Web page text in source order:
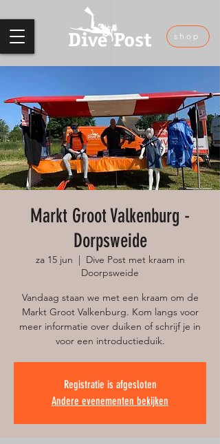
shop
Markt Groot Valkenburg -
Dorpsweide
za 15 jun
  |
Dive Post met kraam in
Doorpsweide
Vandaag staan we met een kraam om de
Markt Groot Valkenburg. Kom langs voor
meer informatie over duiken of schrijf je in
voor een introductieduik.
Registratie is afgesloten
Andere evenementen bekijken